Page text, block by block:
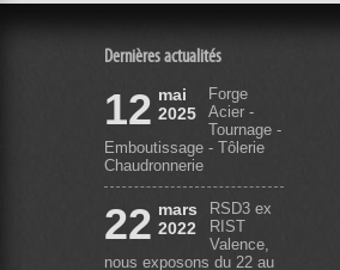
Dernières actualités
12 mai
2025
Forge
Acier -
Tournage -
Emboutissage - Tôlerie
Chaudronnerie
22 mars
2022
RSD3 ex
RIST
Valence,
nous exposons du 22 au